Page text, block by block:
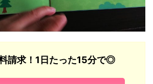
請求！1日たった15分で◎